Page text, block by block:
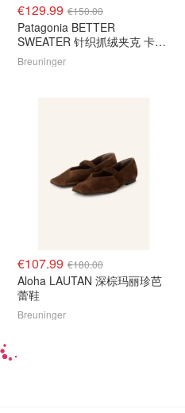
€129.99 €150.00
Patagonia BETTER
SWEATER 针织抓绒夹克 卡其
色
Breuninger
€107.99 €180.00
Aloha LAUTAN 深棕玛丽珍芭
蕾鞋
Breuninger